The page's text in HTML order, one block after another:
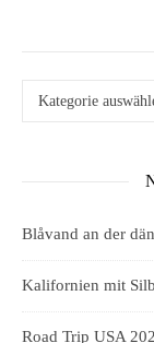
Blåvand an der
Kalifornien mit
Road Trip USA